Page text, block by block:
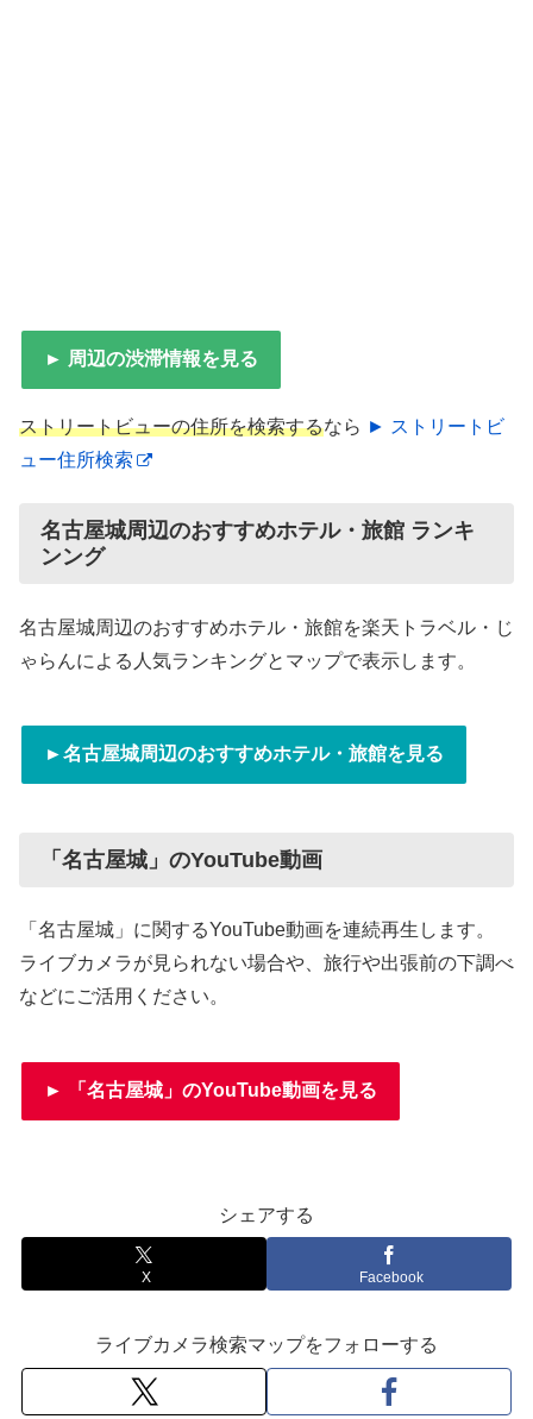
► 周辺の渋滞情報を見る
ストリートビューの住所を検索するなら ► ストリートビ
ュー住所検索
名古屋城周辺のおすすめホテル・旅館 ランキ
ンング
名古屋城周辺のおすすめホテル・旅館を楽天トラベル・じ
ゃらんによる人気ランキングとマップで表示します。
►名古屋城周辺のおすすめホテル・旅館を見る
「名古屋城」のYouTube動画
「名古屋城」に関するYouTube動画を連続再生します。
ライブカメラが見られない場合や、旅行や出張前の下調べ
などにご活用ください。
► 「名古屋城」のYouTube動画を見る
シェアする
X Facebook
ライブカメラ検索マップをフォローする